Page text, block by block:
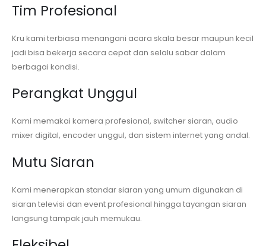
Tim Profesional
Kru kami terbiasa menangani acara skala besar maupun kecil
jadi bisa bekerja secara cepat dan selalu sabar dalam
berbagai kondisi.
Perangkat Unggul
Kami memakai kamera profesional, switcher siaran, audio
mixer digital, encoder unggul, dan sistem internet yang andal.
Mutu Siaran
Kami menerapkan standar siaran yang umum digunakan di
siaran televisi dan event profesional hingga tayangan siaran
langsung tampak jauh memukau.